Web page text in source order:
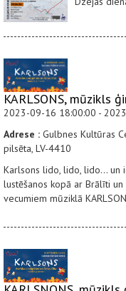
KARLSONS, mūzikls
2023-09-16 18:00:00 -
Adrese : Gulbnes Kultūras
pilsēta, LV-4410
Karlsons lido, lido, lido... un
lustēšanos kopā ar Brālīti
vecumiem mūziklā